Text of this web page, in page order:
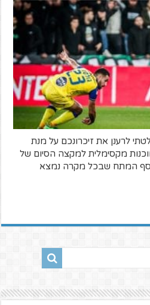
לרענן את זיכרונכם על מנת
מקסימלית למקצה הסיום של
סף המתח שבכל מקרה נמצא